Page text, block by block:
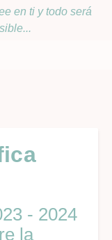
en ti y todo será
- 2024
la